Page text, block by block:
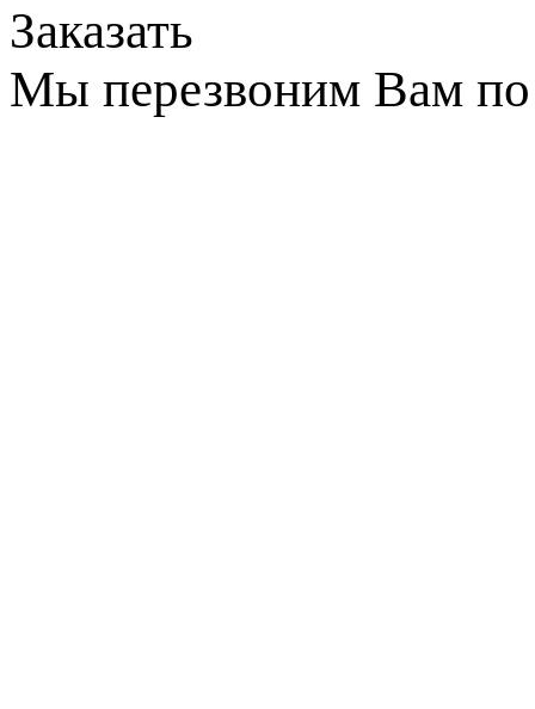
Заказать
Мы перезвоним Вам по